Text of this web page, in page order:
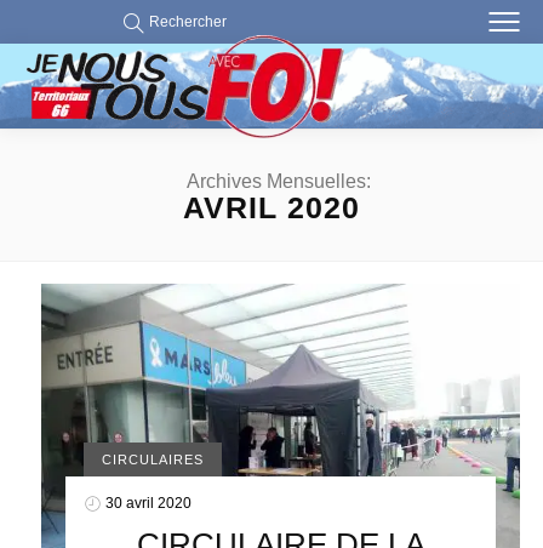
Rechercher
Archives Mensuelles:
AVRIL 2020
CIRCULAIRES
30 avril 2020